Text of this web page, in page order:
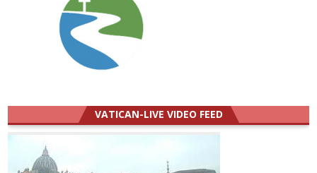
VATICAN-LIVE VIDEO FEED